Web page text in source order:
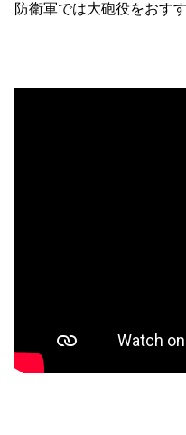
防衛軍では大砲役をおす